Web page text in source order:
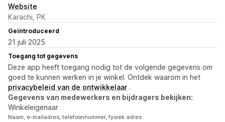
Website
Karachi, PK
Geïntroduceerd
21 juli 2025
Toegang tot gegevens
Deze app heeft toegang nodig tot de volgende gegevens om
goed te kunnen werken in je winkel. Ontdek waarom in het
privacybeleid van de ontwikkelaar .
Gegevens van medewerkers en bijdragers bekijken:
Winkeleigenaar
Naam, e-mailadres, telefoonnummer, fysiek adres